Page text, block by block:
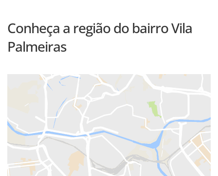
Conheça a região do bairro Vila
Palmeiras